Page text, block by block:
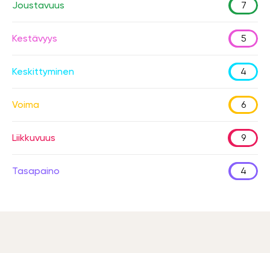
Joustavuus 7
Kestävyys 5
Keskittyminen 4
Voima 6
Liikkuvuus 9
Tasapaino 4